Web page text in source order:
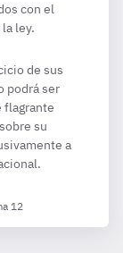
con el
ley.
de sus
podrá ser
flagrante
su
a
12